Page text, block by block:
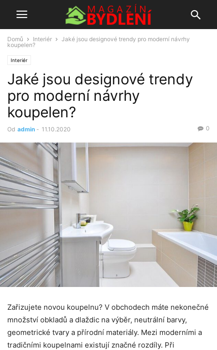
Domů Interiér
Jaké jsou designové trendy pro moderní návrhy
koupelen?
Interiér
Jaké jsou designové trendy
pro moderní návrhy
koupelen?
Od admin - 11.10.2020 0
Zařizujete novou koupelnu? V obchodech máte nekonečné
množství obkladů a dlaždic na výběr, neutrální barvy,
geometrické tvary a přírodní materiály. Mezi moderními a
tradičními koupelnami existují značné rozdíly. Při